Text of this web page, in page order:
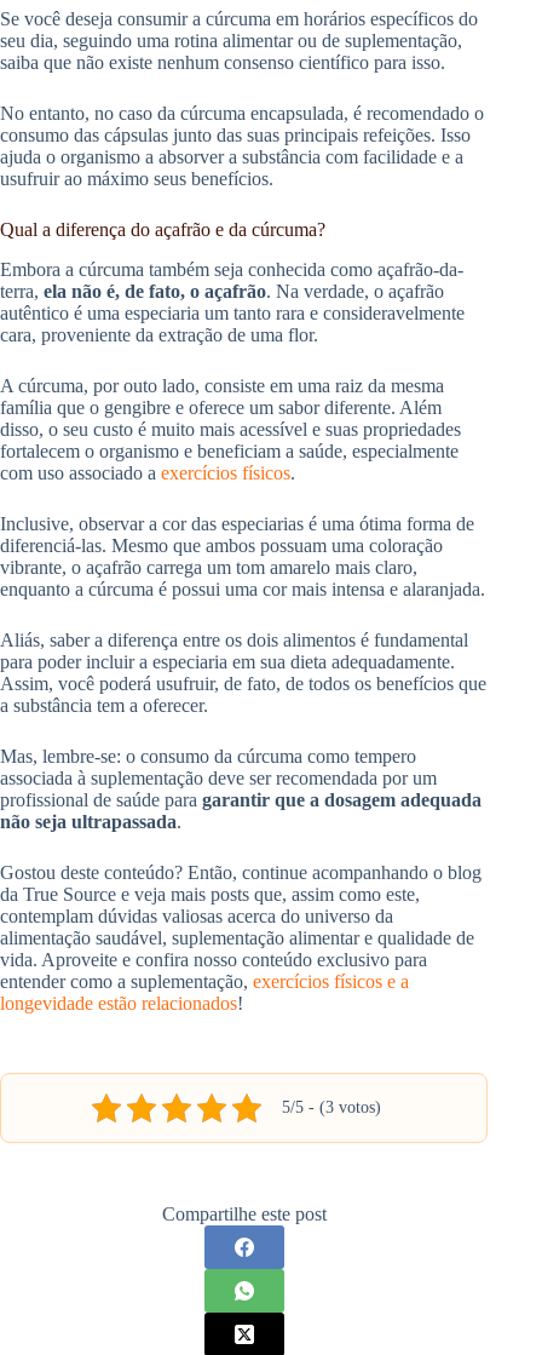
Se você deseja consumir a cúrcuma em horários específicos do
seu dia, seguindo uma rotina alimentar ou de suplementação,
saiba que não existe nenhum consenso científico para isso.
No entanto, no caso da cúrcuma encapsulada, é recomendado o
consumo das cápsulas junto das suas principais refeições. Isso
ajuda o organismo a absorver a substância com facilidade e a
usufruir ao máximo seus benefícios.
Qual a diferença do açafrão e da cúrcuma?
Embora a cúrcuma também seja conhecida como açafrão-da-
terra, ela não é, de fato, o açafrão. Na verdade, o açafrão
autêntico é uma especiaria um tanto rara e consideravelmente
cara, proveniente da extração de uma flor.
A cúrcuma, por outo lado, consiste em uma raiz da mesma
família que o gengibre e oferece um sabor diferente. Além
disso, o seu custo é muito mais acessível e suas propriedades
fortalecem o organismo e beneficiam a saúde, especialmente
com uso associado a exercícios físicos.
Inclusive, observar a cor das especiarias é uma ótima forma de
diferenciá-las. Mesmo que ambos possuam uma coloração
vibrante, o açafrão carrega um tom amarelo mais claro,
enquanto a cúrcuma é possui uma cor mais intensa e alaranjada.
Aliás, saber a diferença entre os dois alimentos é fundamental
para poder incluir a especiaria em sua dieta adequadamente.
Assim, você poderá usufruir, de fato, de todos os benefícios que
a substância tem a oferecer.
Mas, lembre-se: o consumo da cúrcuma como tempero
associada à suplementação deve ser recomendada por um
profissional de saúde para garantir que a dosagem adequada
não seja ultrapassada.
Gostou deste conteúdo? Então, continue acompanhando o blog
da True Source e veja mais posts que, assim como este,
contemplam dúvidas valiosas acerca do universo da
alimentação saudável, suplementação alimentar e qualidade de
vida. Aproveite e confira nosso conteúdo exclusivo para
entender como a suplementação, exercícios físicos e a
longevidade estão relacionados!
5/5 - (3 votos)
Compartilhe este post